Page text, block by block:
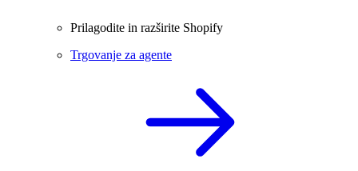
Prilagodite in razširite Shopify
Trgovanje za agente